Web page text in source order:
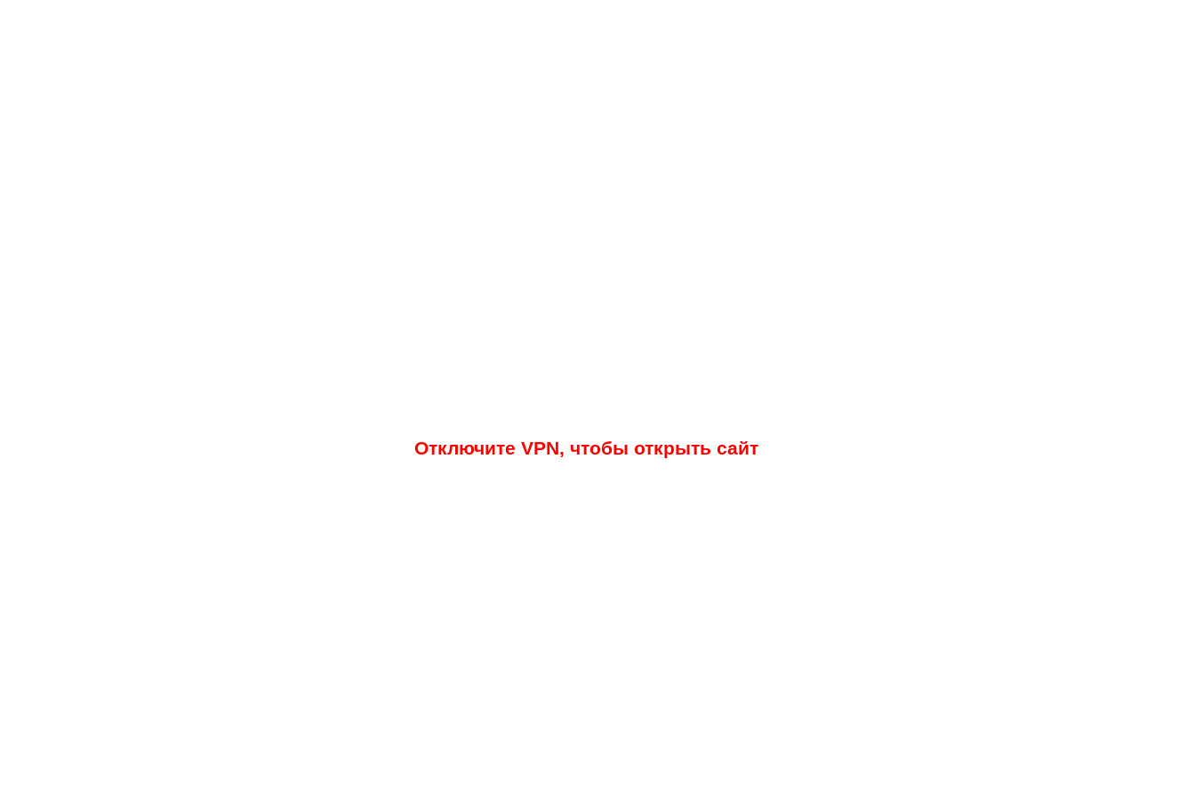
Отключите VPN, чтобы открыть сайт